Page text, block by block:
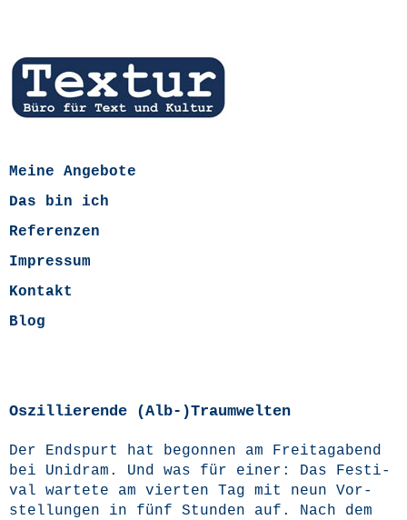
Meine Angebote
Das bin ich
Referenzen
Impressum
Kontakt
Blog
Oszillierende (Alb-)Traumwelten
Der End­spurt hat begon­nen am Frei­tag­abend
bei Uni­dram. Und was für einer: Das Fes­ti­
val war­te­te am vier­ten Tag mit neun Vor­
stel­lun­gen in fünf Stun­den auf. Nach dem